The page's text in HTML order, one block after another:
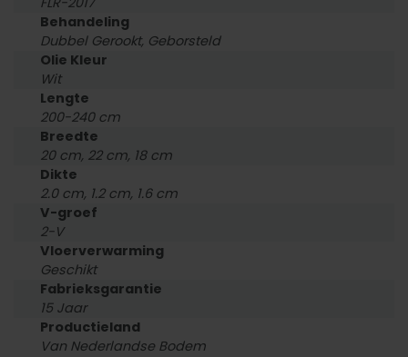
Behandeling
Dubbel Gerookt, Geborsteld
Olie Kleur
Wit
Lengte
200-240 cm
Breedte
20 cm, 22 cm, 18 cm
Dikte
2.0 cm, 1.2 cm, 1.6 cm
V-groef
2-V
Vloerverwarming
Geschikt
Fabrieksgarantie
15 Jaar
Productieland
Van Nederlandse Bodem